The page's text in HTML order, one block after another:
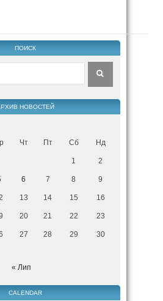
ПОИСК
НОВОСТЕЙ
Чт Пт Сб Нд
1 2
6 7 8 9
13 14 15 16
20 21 22 23
27 28 29 30
« Лип
CALENDAR